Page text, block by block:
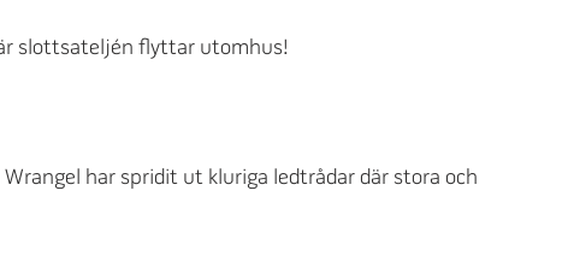
slottsateljén flyttar utomhus!
har spridit ut kluriga ledtrådar där stora och